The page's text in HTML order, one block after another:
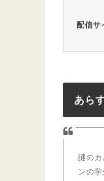
配信サ
あら
謎の
ンの